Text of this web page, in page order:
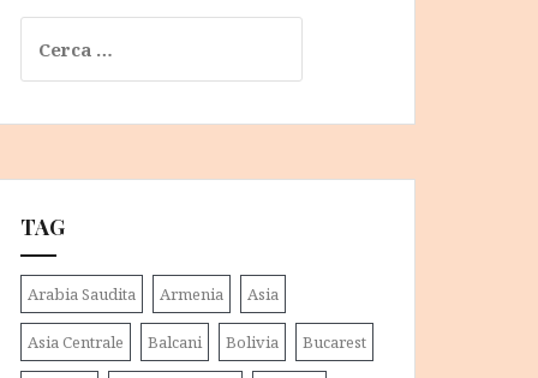
per:
TAG
Arabia Saudita Armenia Asia
Asia Centrale Balcani Bolivia Bucarest